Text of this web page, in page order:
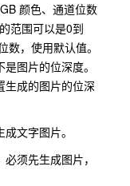
颜色、通道位数
范围可以是0到
，使用默认值。
图片的位深度。
生成的图片的位深
文字图片。
须先生成图片，